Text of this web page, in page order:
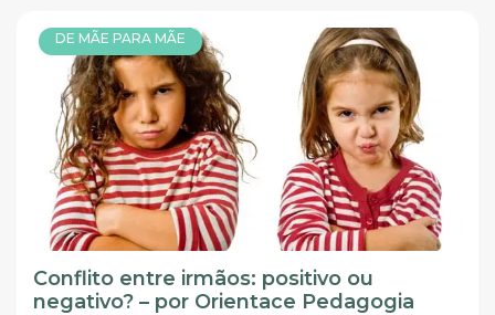
DE MÃE PARA MÃE
Conflito entre irmãos: positivo ou
negativo? – por Orientace Pedagogia